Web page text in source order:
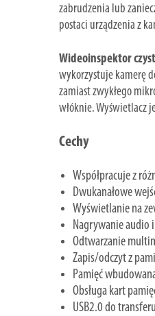
zabrudzenia lub
postaci urządzenia z
Wideoinspektor
wykorzystuje kamerę
zamiast zwykłego
włóknie. Wyświetlacz
Cechy
Współpracuje z
Dwukanałowe
Wyświetlanie na
Nagrywanie audio
Odtwarzanie
Zapis/odczyt z
Pamięć
Obsługa kart
USB2.0 do